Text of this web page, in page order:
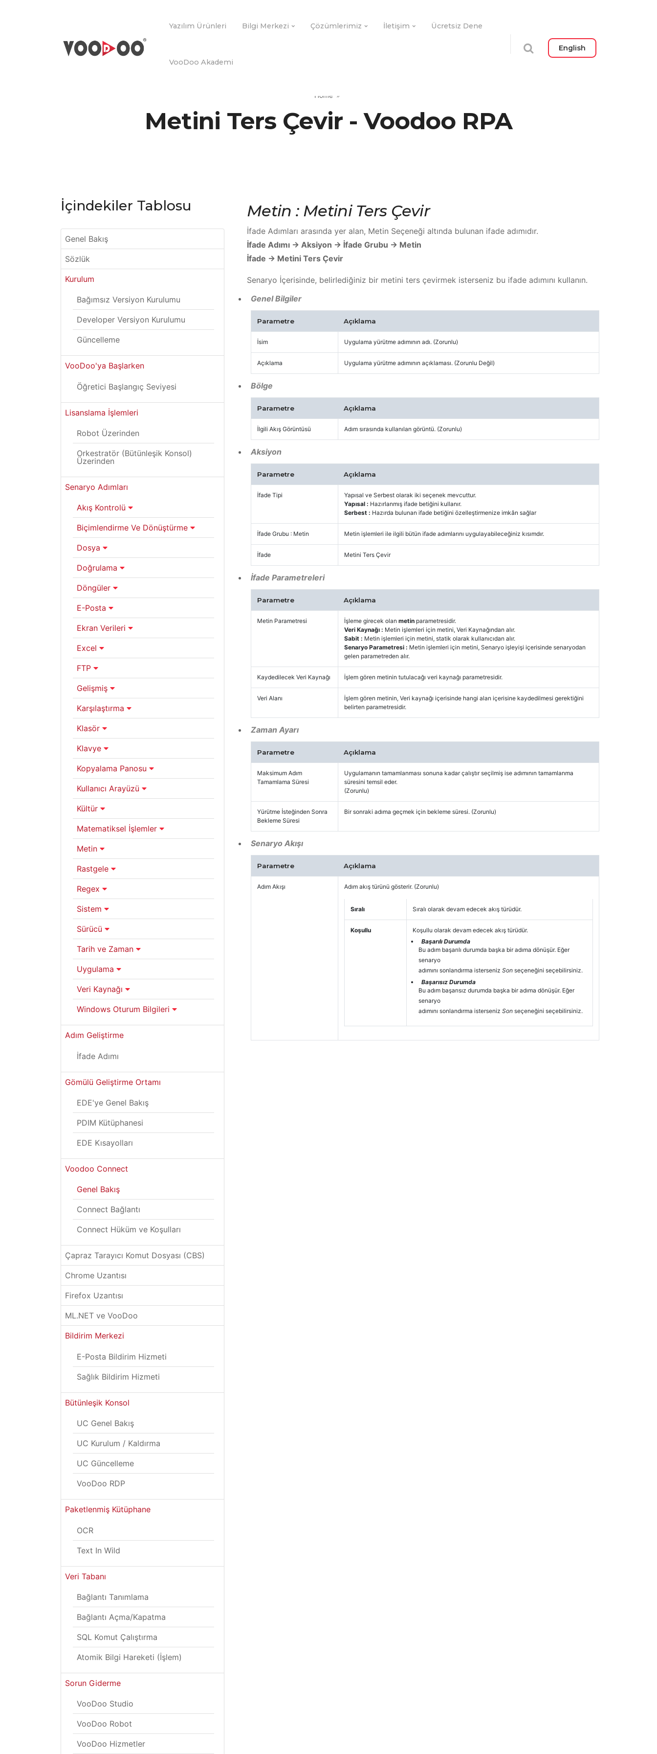
Yazılım Ürünleri Bilgi Merkezi Çözümlerimiz İletişim Ücretsiz Dene
VooDoo Akademi
English
Home
Metini Ters Çevir - Voodoo RPA
İçindekiler Tablosu
Genel Bakış
Sözlük
Kurulum
Bağımsız Versiyon Kurulumu
Developer Versiyon Kurulumu
Güncelleme
VooDoo'ya Başlarken
Öğretici Başlangıç Seviyesi
Lisanslama İşlemleri
Robot Üzerinden
Orkestratör (Bütünleşik Konsol)
Üzerinden
Senaryo Adımları
Akış Kontrolü
Biçimlendirme Ve Dönüştürme
Dosya
Doğrulama
Döngüler
E-Posta
Ekran Verileri
Excel
FTP
Gelişmiş
Karşılaştırma
Klasör
Klavye
Kopyalama Panosu
Kullanıcı Arayüzü
Kültür
Matematiksel İşlemler
Metin
Rastgele
Regex
Sistem
Sürücü
Tarih ve Zaman
Uygulama
Veri Kaynağı
Windows Oturum Bilgileri
Adım Geliştirme
İfade Adımı
Gömülü Geliştirme Ortamı
EDE'ye Genel Bakış
PDIM Kütüphanesi
EDE Kısayolları
Voodoo Connect
Genel Bakış
Connect Bağlantı
Connect Hüküm ve Koşulları
Çapraz Tarayıcı Komut Dosyası (CBS)
Chrome Uzantısı
Firefox Uzantısı
ML.NET ve VooDoo
Bildirim Merkezi
E-Posta Bildirim Hizmeti
Sağlık Bildirim Hizmeti
Bütünleşik Konsol
UC Genel Bakış
UC Kurulum / Kaldırma
UC Güncelleme
VooDoo RDP
Paketlenmiş Kütüphane
OCR
Text In Wild
Veri Tabanı
Bağlantı Tanımlama
Bağlantı Açma/Kapatma
SQL Komut Çalıştırma
Atomik Bilgi Hareketi (İşlem)
Sorun Giderme
VooDoo Studio
VooDoo Robot
VooDoo Hizmetler
Metin : Metini Ters Çevir
İfade Adımları arasında yer alan, Metin Seçeneği altında bulunan ifade adımıdır.
İfade Adımı -> Aksiyon -> İfade Grubu -> Metin
İfade -> Metini Ters Çevir
Senaryo İçerisinde, belirlediğiniz bir metini ters çevirmek isterseniz bu ifade adımını kullanın.
Genel Bilgiler
Parametre Açıklama
İsim Uygulama yürütme adımının adı. (Zorunlu)
Açıklama Uygulama yürütme adımının açıklaması. (Zorunlu Değil)
Bölge
Parametre Açıklama
İlgili Akış Görüntüsü Adım sırasında kullanılan görüntü. (Zorunlu)
Aksiyon
Parametre Açıklama
İfade Tipi
Yapısal ve Serbest olarak iki seçenek mevcuttur.
Yapısal : Hazırlanmış ifade betiğini kullanır.
Serbest : Hazırda bulunan ifade betiğini özelleştirmenize imkân sağlar
İfade Grubu : Metin Metin işlemleri ile ilgili bütün ifade adımlarını uygulayabileceğiniz kısımdır.
İfade Metini Ters Çevir
İfade Parametreleri
Parametre Açıklama
Metin Parametresi İşleme girecek olan metinparametresidir.
Veri Kaynağı : Metin işlemleri için metini, Veri Kaynağından alır.
Sabit : Metin işlemleri için metini, statik olarak kullanıcıdan alır.
Senaryo Parametresi : Metin işlemleri için metini, Senaryo işleyişi içerisinde senaryodan
gelen parametreden alır.
Kaydedilecek Veri Kaynağı İşlem gören metinin tutulacağı veri kaynağı parametresidir.
Veri Alanı
İşlem gören metinin, Veri kaynağı içerisinde hangi alan içerisine kaydedilmesi gerektiğini
belirten parametresidir.
Zaman Ayarı
Parametre Açıklama
Maksimum Adım
Tamamlama Süresi
Uygulamanın tamamlanması sonuna kadar çalıştır seçilmiş ise adımının tamamlanma
süresini temsil eder.
(Zorunlu)
Yürütme İsteğinden Sonra
Bekleme Süresi
Bir sonraki adıma geçmek için bekleme süresi. (Zorunlu)
Senaryo Akışı
Parametre Açıklama
Adım Akışı Adım akış türünü gösterir. (Zorunlu)
Sıralı Sıralı olarak devam edecek akış türüdür.
Koşullu
Koşullu olarak devam edecek akış türüdür.
Başarılı Durumda
Bu adım başarılı durumda başka bir adıma dönüşür. Eğer
senaryo
adımını sonlandırma isterseniz Sonseçeneğini seçebilirsiniz.
Başarısız Durumda
Bu adım başarısız durumda başka bir adıma dönüşür. Eğer
senaryo
adımını sonlandırma isterseniz Sonseçeneğini seçebilirsiniz.